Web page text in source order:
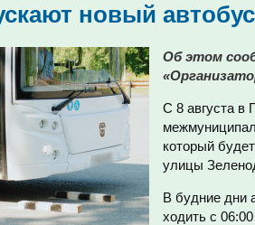
новый
Об этом
С 8 августа в
который
улицы
В будние дни
ходить с